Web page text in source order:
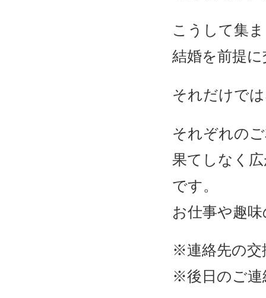
こうして集
結婚を前提
それだけで
それぞれの
果てしなく
です。
お仕事や趣
※連絡先の交
※後日のご連